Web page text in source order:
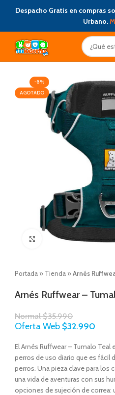
Despacho Gratis en compras
Urbano.
-8%
AGOTADO
Click to enlarge
Portada » Tienda »Arnés
Arnés Ruffwear –
Normal$35.990
Oferta Web $32.990
El Arnés Ruffwear – Tumalo Teal
perros de uso diario que es fácil
perros. Una pieza clave para los
una vida de aventuras con sus
opciones de sujeción de correa: